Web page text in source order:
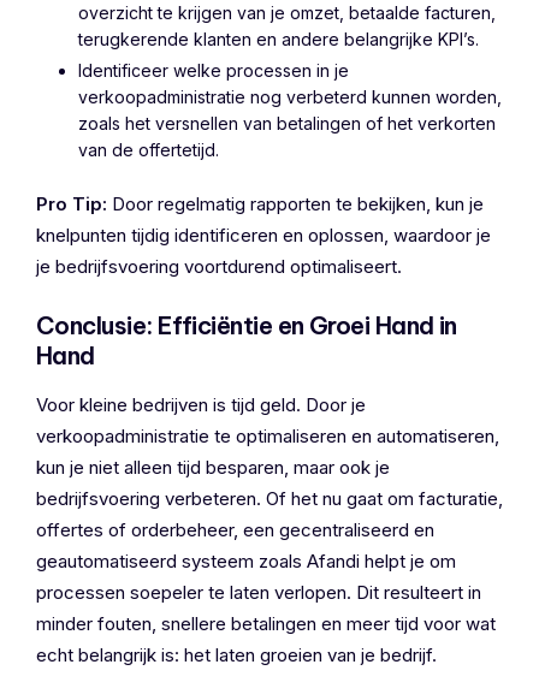
overzicht te krijgen van je omzet, betaalde facturen,
terugkerende klanten en andere belangrijke KPI’s.
Identificeer welke processen in je
verkoopadministratie nog verbeterd kunnen worden,
zoals het versnellen van betalingen of het verkorten
van de offertetijd.
Pro Tip: Door regelmatig rapporten te bekijken, kun je
knelpunten tijdig identificeren en oplossen, waardoor je
je bedrijfsvoering voortdurend optimaliseert.
Conclusie: Efficiëntie en Groei Hand in
Hand
Voor kleine bedrijven is tijd geld. Door je
verkoopadministratie te optimaliseren en automatiseren,
kun je niet alleen tijd besparen, maar ook je
bedrijfsvoering verbeteren. Of het nu gaat om facturatie,
offertes of orderbeheer, een gecentraliseerd en
geautomatiseerd systeem zoals Afandi helpt je om
processen soepeler te laten verlopen. Dit resulteert in
minder fouten, snellere betalingen en meer tijd voor wat
echt belangrijk is: het laten groeien van je bedrijf.